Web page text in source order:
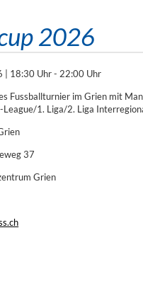
2026
| 18:30 Uhr - 22:00 Uhr
Fussballturnier im Grien mit
League/1. Liga/2. Liga
37
Grien